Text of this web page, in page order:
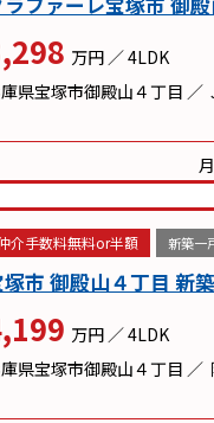
万円 ／4LDK
県宝塚市御殿山４丁目
介手数料無料or半額 新築一
塚市 御殿山４丁目 新
万円 ／4LDK
県宝塚市御殿山４丁目